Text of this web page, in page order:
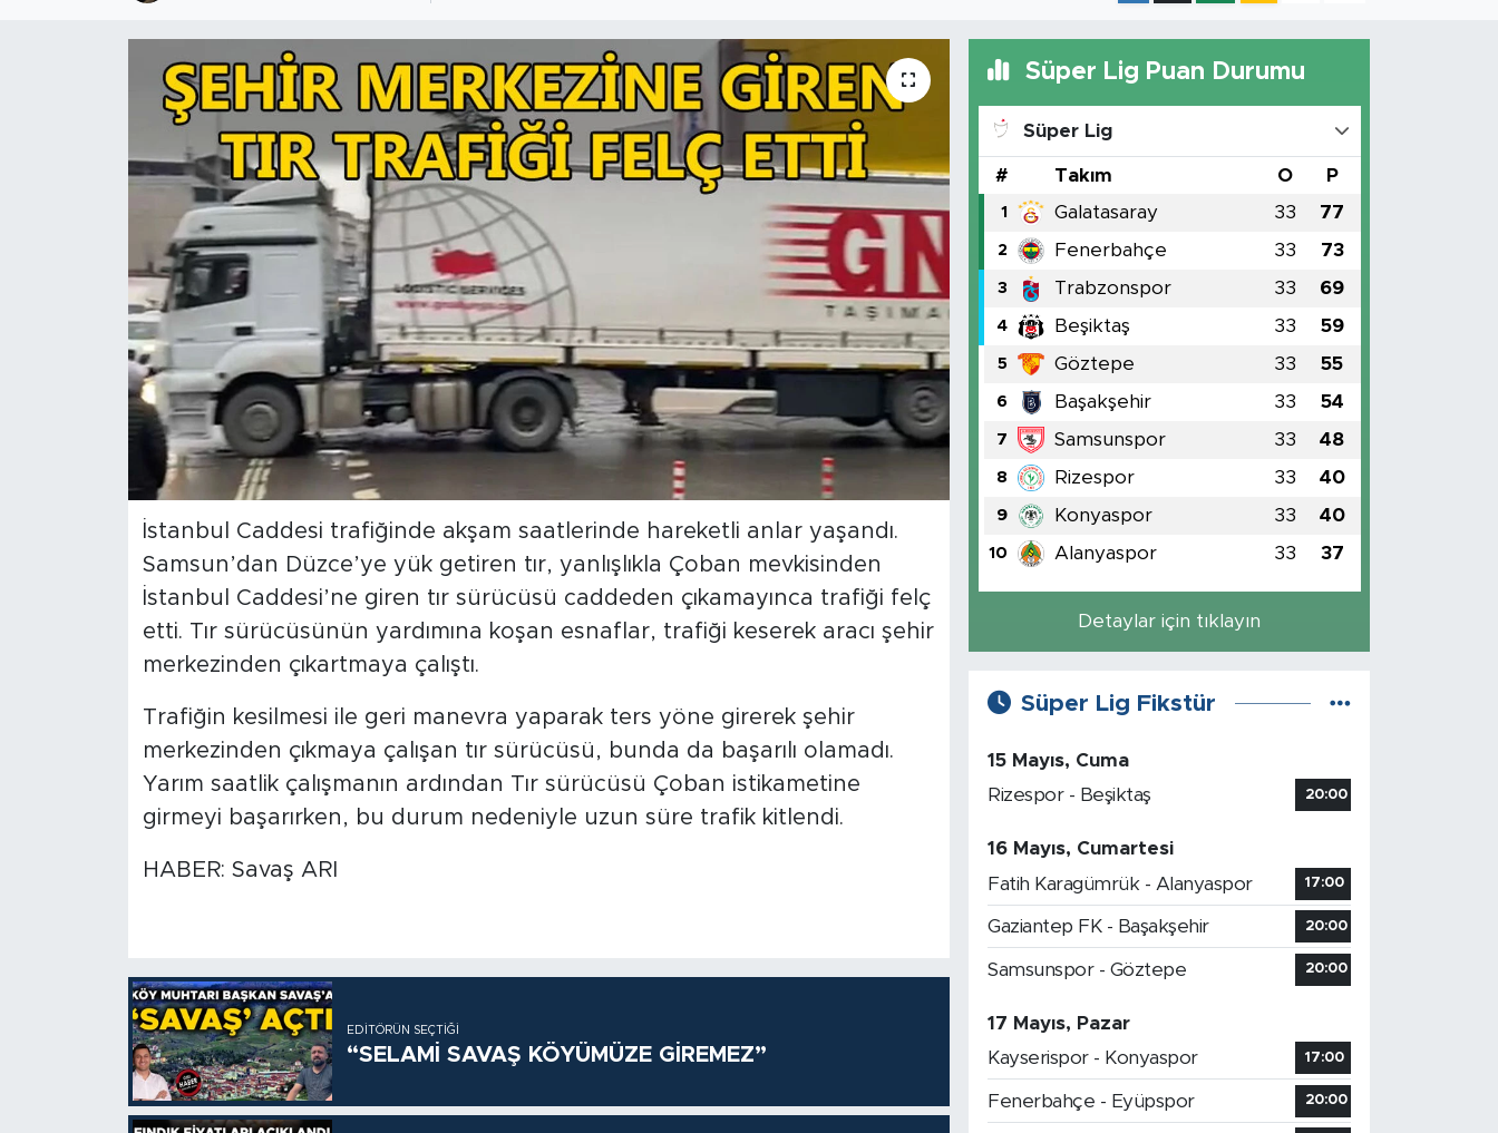
İstanbul Caddesi trafiğinde akşam saatlerinde hareketli anlar yaşandı.
Samsun’dan Düzce’ye yük getiren tır, yanlışlıkla Çoban mevkisinden
İstanbul Caddesi’ne giren tır sürücüsü caddeden çıkamayınca trafiği felç
etti. Tır sürücüsünün yardımına koşan esnaflar, trafiği keserek aracı şehir
merkezinden çıkartmaya çalıştı.
Trafiğin kesilmesi ile geri manevra yaparak ters yöne girerek şehir
merkezinden çıkmaya çalışan tır sürücüsü, bunda da başarılı olamadı.
Yarım saatlik çalışmanın ardından Tır sürücüsü Çoban istikametine
girmeyi başarırken, bu durum nedeniyle uzun süre trafik kitlendi.
HABER: Savaş ARI
EDITÖRÜN SEÇTIĞI
“SELAMİ SAVAŞ KÖYÜMÜZE GİREMEZ”
Süper Lig Puan Durumu
Süper Lig
# Takım O P
1 Galatasaray 33 77
2 Fenerbahçe 33 73
3 Trabzonspor 33 69
4 Beşiktaş 33 59
5 Göztepe 33 55
6 Başakşehir 33 54
7 Samsunspor 33 48
8 Rizespor 33 40
9 Konyaspor 33 40
10 Alanyaspor 33 37
Detaylar için tıklayın
Süper Lig Fikstür
15 Mayıs, Cuma
Rizespor - Beşiktaş
20:00
16 Mayıs, Cumartesi
Fatih Karagümrük - Alanyaspor
17:00
Gaziantep FK - Başakşehir 20:00
Samsunspor - Göztepe 20:00
17 Mayıs, Pazar
Kayserispor - Konyaspor
17:00
Fenerbahçe - Eyüpspor 20:00